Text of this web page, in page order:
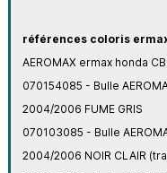
références coloris
AEROMAX ermax honda
070154085 - Bulle
2004/2006 FUME GRIS
070103085 - Bulle
2004/2006 NOIR CLAIR